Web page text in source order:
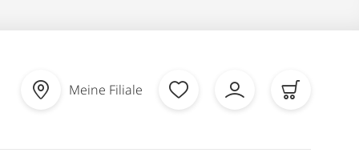
Meine Filiale